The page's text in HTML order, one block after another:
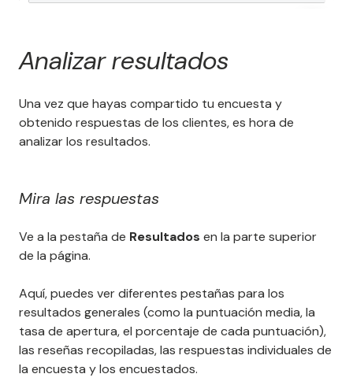
Analizar resultados
Una vez que hayas compartido tu encuesta y
obtenido respuestas de los clientes, es hora de
analizar los resultados.
Mira las respuestas
Ve a la pestaña de Resultados en la parte superior
de la página.
Aquí, puedes ver diferentes pestañas para los
resultados generales (como la puntuación media, la
tasa de apertura, el porcentaje de cada puntuación),
las reseñas recopiladas, las respuestas individuales de
la encuesta y los encuestados.